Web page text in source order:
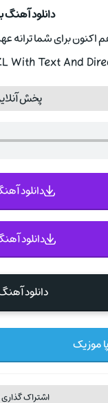
دانلود
اکنون برای شما ترانه
With Text And
پخش
دانلود
دانلود
دانلود
موزیک
اشتراک